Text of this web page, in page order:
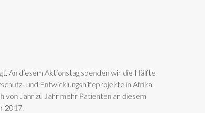
An diesem Aktionstag spenden wir die Hälfte
und Entwicklungshilfeprojekte in Afrika
von Jahr zu Jahr mehr Patienten an diesem
2017.